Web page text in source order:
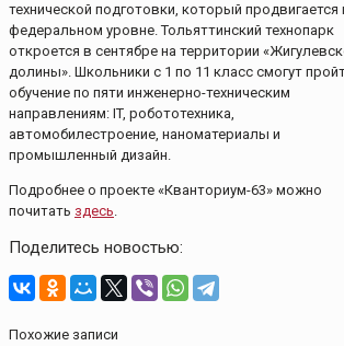
технической подготовки, который продвигается
федеральном уровне. Тольяттинский технопарк
откроется в сентябре на территории
долины». Школьники с 1 по 11 класс смогут
обучение по пяти инженерно-техническим
направлениям: IT, робототехника,
автомобилестроение, наноматериалы и
промышленный дизайн.
Подробнее о проекте «Кванториум-63» можно
почитать здесь.
Поделитесь новостью:
Похожие записи